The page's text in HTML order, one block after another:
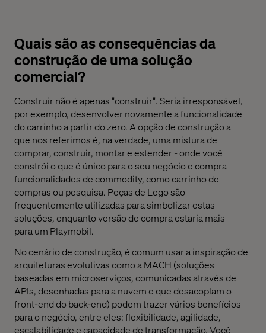
Quais são as consequências da
construção de uma solução
comercial?
Construir não é apenas "construir". Seria irresponsável,
por exemplo, desenvolver novamente a funcionalidade
do carrinho a partir do zero. A opçãodeconstrução a
que nos referimosé, na verdade, uma mistura de
comprar, construir, montar e estender - onde você
constrói o que é único para o seu negócio e compra
funcionalidades de commodity, como carrinho de
compras ou pesquisa. Peças de L ego são
frequentemente utilizadas para simbolizar estas
soluções, enquanto versãode compraestaria mais
paraum Playmobil.
No cenário de construção, é comum usar a inspiração de
arquiteturas evolutivas como a MACH (soluções
baseadas em microserviços, comunicadasatravés de
APIs, desenhadas para a nuvem equedesacoplamo
front-enddoback-end) podem trazer vários benefícios
para o negócio, entre eles:flexibilidade, agilidade,
escalabilidade ecapacidade de transformação. Você